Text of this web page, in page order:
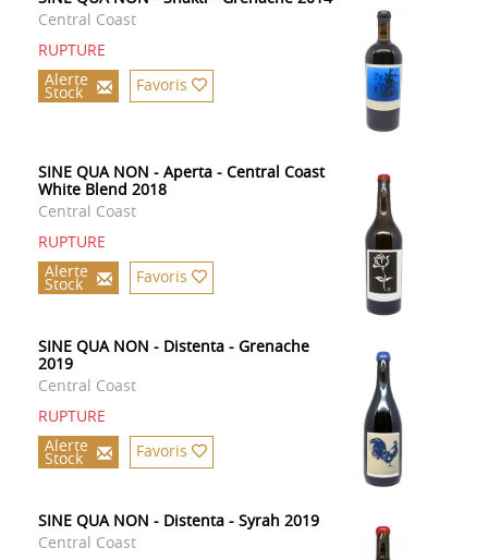
Central Coast
RUPTURE
Alerte
Stock Favoris
SINE QUA NON - Aperta - Central Coast
White Blend 2018
Central Coast
RUPTURE
Alerte
Stock Favoris
SINE QUA NON - Distenta - Grenache
2019
Central Coast
RUPTURE
Alerte
Stock Favoris
SINE QUA NON - Distenta - Syrah 2019
Central Coast